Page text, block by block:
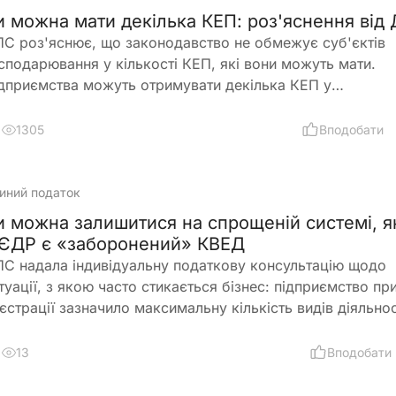
можна мати декілька КЕП: роз'яснення
роз'яснює, що законодавство не обмежує суб'єктів
у кількості КЕП, які вони можуть мати.
можуть отримувати декілька КЕП у
1305 Вподобати
податок
можна залишитися на спрощеній системі,
є «заборонений» КВЕД
надала індивідуальну податкову консультацію щодо
з якою часто стикається бізнес: підприємство
зазначило максимальну кількість видів
податку 3-ї групи і вже отримало лист від ДПС.
13 Вподобати